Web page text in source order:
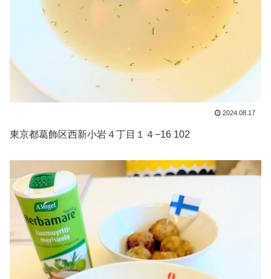
2024.08.17
東京都葛飾区西新小岩４丁目１４−16 102